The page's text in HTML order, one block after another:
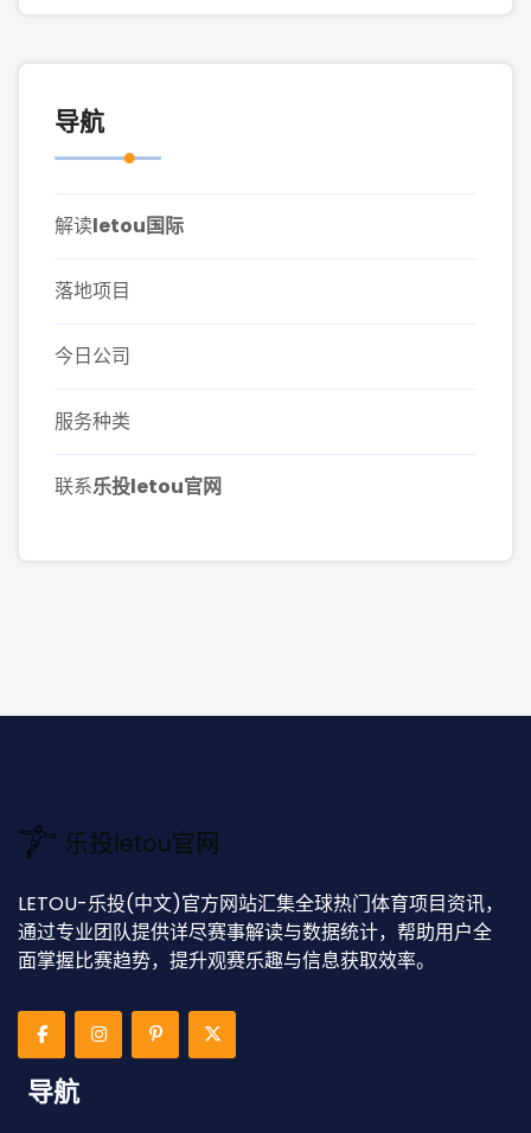
导航
解读letou国际
落地项目
今日公司
服务种类
联系乐投letou官网
LETOU-乐投(中文)官方网站汇集全球热门体育项目资讯，
通过专业团队提供详尽赛事解读与数据统计，帮助用户全
面掌握比赛趋势，提升观赛乐趣与信息获取效率。
导航